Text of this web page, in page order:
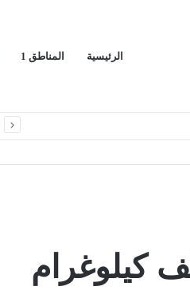
الرئيسية المناطق 1
توزع أكثر من 21 ألف كيلوغرام